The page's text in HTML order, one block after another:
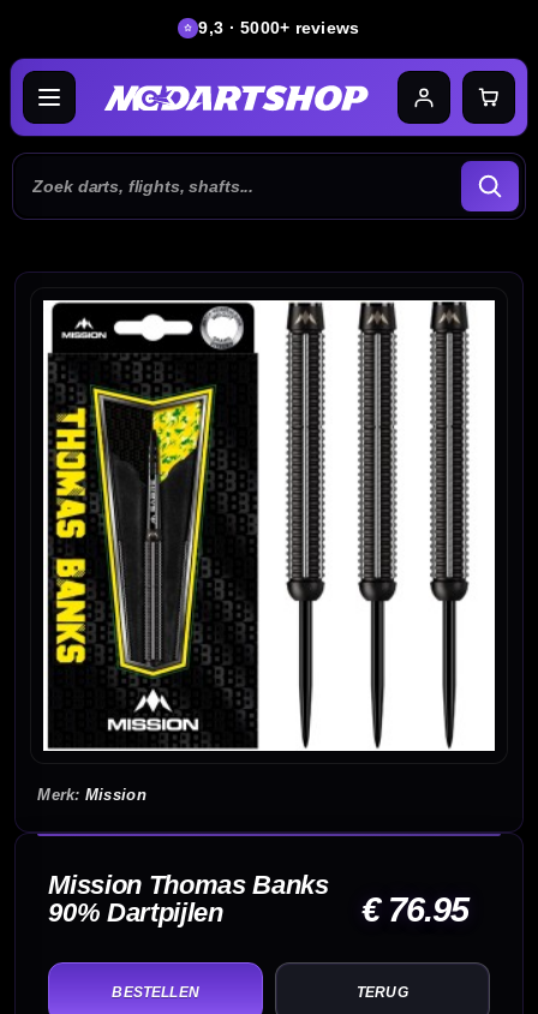
9,3 · 5000+ reviews
Mission
Mission Thomas Banks
90% Dartpijlen
€ 76.95
TERUG